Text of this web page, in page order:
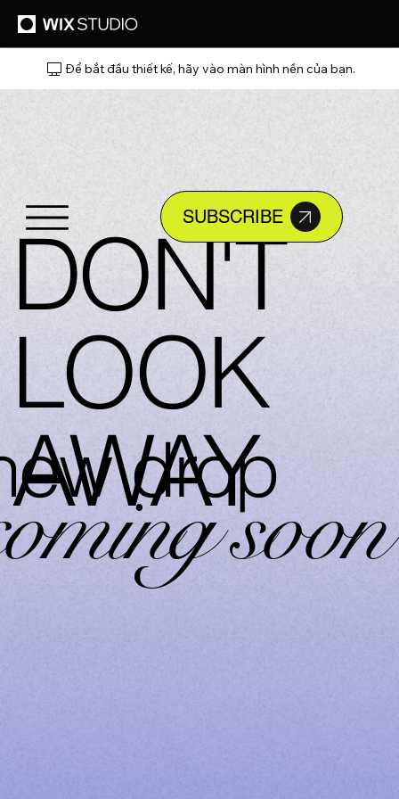
Để bắt đầu thiết kế, hãy vào màn hình nền của bạn.